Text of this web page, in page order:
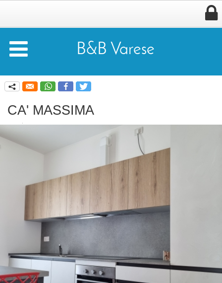

 B&B Varese
q
CA' MASSIMA